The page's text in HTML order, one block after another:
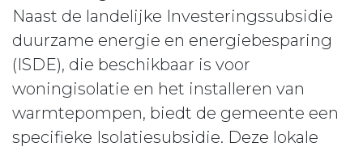
Naast de landelijke Investeringssubsidie
duurzame energie en energiebesparing
(ISDE), die beschikbaar is voor
woningisolatie en het installeren van
warmtepompen, biedt de gemeente een
specifieke Isolatiesubsidie. Deze lokale